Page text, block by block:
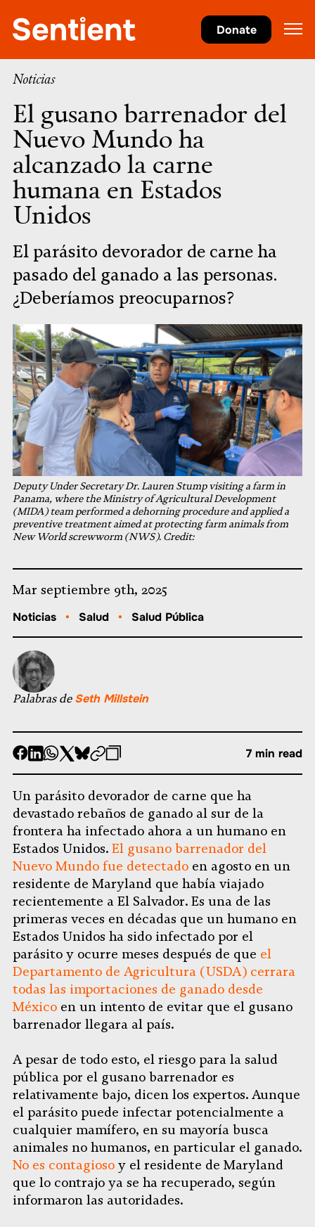
Donate
Noticias
El gusano barrenador del
Nuevo Mundo ha
alcanzado la carne
humana en Estados
Unidos
El parásito devorador de carne ha
pasado del ganado a las personas.
¿Deberíamos preocuparnos?
Deputy Under Secretary Dr. Lauren Stump visiting a farm in
Panama, where the Ministry of Agricultural Development
(MIDA) team performed a dehorning procedure and applied a
preventive treatment aimed at protecting farm animals from
New World screwworm (NWS). Credit:
Mar septiembre 9th, 2025
Noticias • Salud • Salud Pública
Palabras de Seth Millstein
-
Facebook
-
LinkedIn
-
Whatsapp
-
X
-
Bluesky
-
7 min read
Un parásito devorador de carne que ha
devastado rebaños de ganado al sur de la
frontera ha infectado ahora a un humano en
Estados Unidos. El gusano barrenador del
Nuevo Mundo fue detectado en agosto en un
residente de Maryland que había viajado
recientemente a El Salvador. Es una de las
primeras veces en décadas que un humano en
Estados Unidos ha sido infectado por el
parásito y ocurre meses después de que el
Departamento de Agricultura (USDA) cerrara
todas las importaciones de ganado desde
México en un intento de evitar que el gusano
barrenador llegara al país.
A pesar de todo esto, el riesgo para la salud
pública por el gusano barrenador es
relativamente bajo, dicen los expertos. Aunque
el parásito puede infectar potencialmente a
cualquier mamífero, en su mayoría busca
animales no humanos, en particular el ganado.
No es contagioso y el residente de Maryland
que lo contrajo ya se ha recuperado, según
informaron las autoridades.